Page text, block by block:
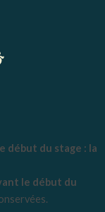
début du stage : la
le début du